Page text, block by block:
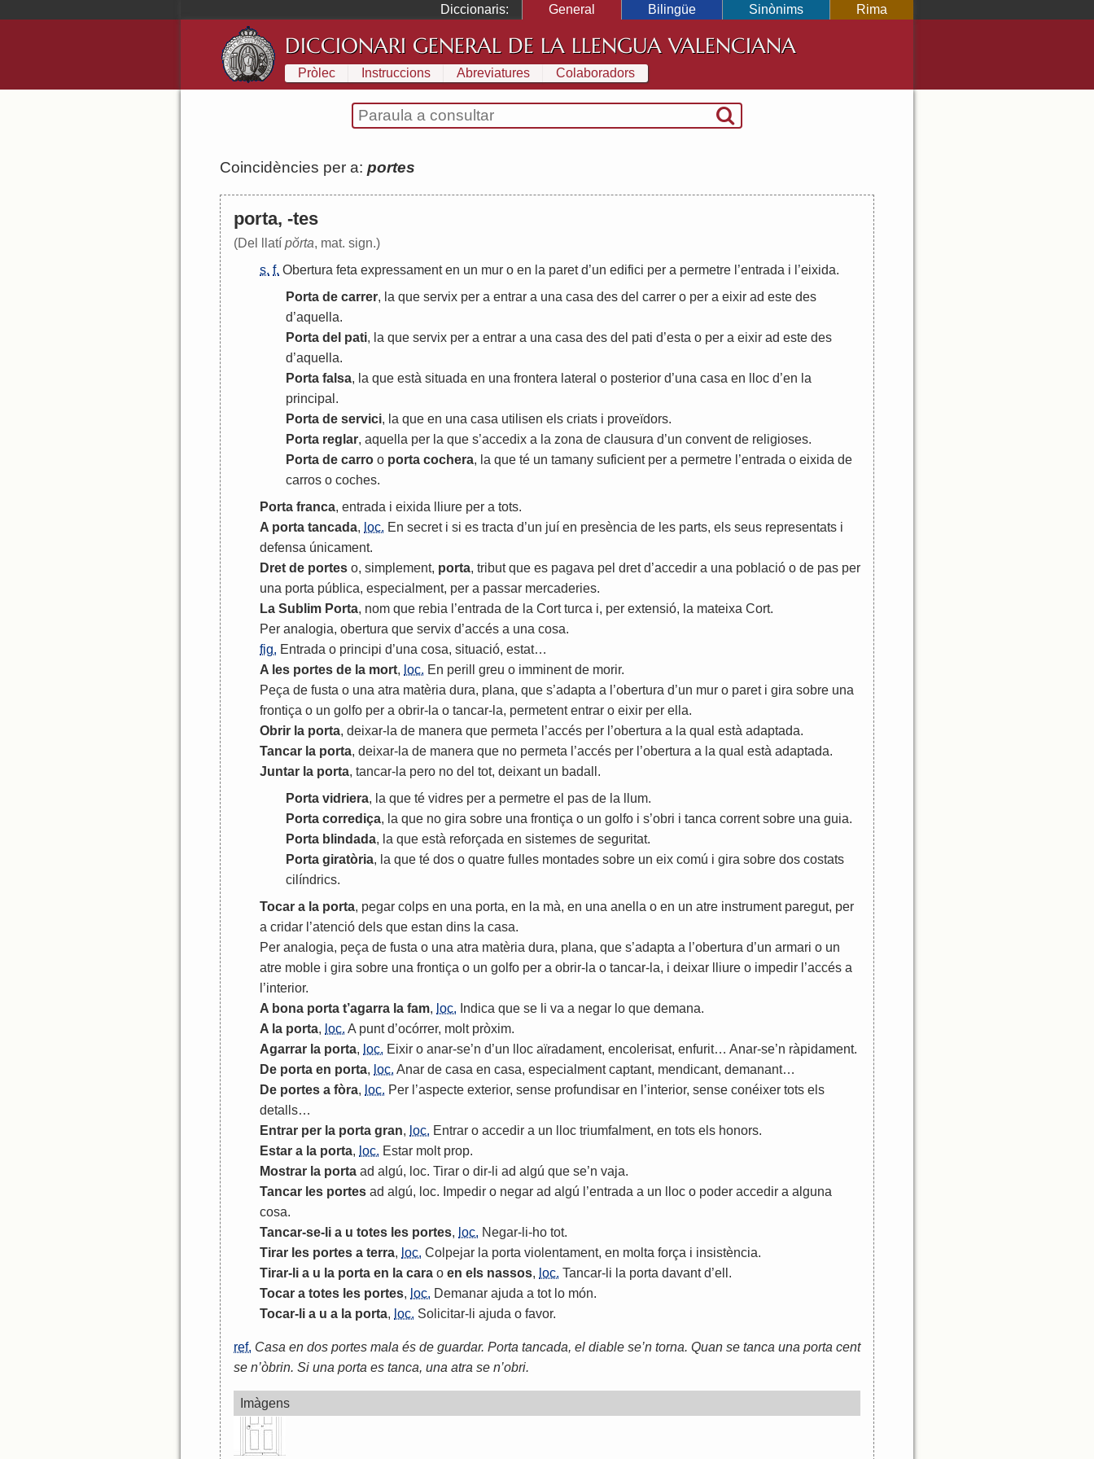
Diccionaris: General Bilingüe Sinònims Rima
DICCIONARI GENERAL DE LA LLENGUA VALENCIANA
Pròlec Instruccions Abreviatures Colaboradors
Coincidències per a: portes
porta, -tes
(Del llatí pŏrta, mat. sign.)
s. f. Obertura feta expressament en un mur o en la paret d’un edifici per a permetre ’entrada i ’eixida.
Porta de carrer, la que servix per a entrar a una casa des del carrer o per a eixir ad este des
d’aquella.
Porta del pati, la que servix per a entrar a una casa des del pati d’esta o per a eixir ad este des
d’aquella.
Porta falsa, la que està situada en una frontera lateral o posterior d’una casa en lloc d’en la
principal .
Porta de servici, la que en una casa utilisen els criats i proveïdors.
Porta reglar, aquella per la que s’accedix a la zona de clausura d’un convent de religioses.
Porta de carro o porta cochera, la que té un tamany suficient per a permetre ’entrada o eixida de
carros o coches.
Porta franca, entrada i eixida lliure per a tots.
A porta tancada, loc. En secret i si es tracta d’un juí en presència de les parts, els seus representats i
defensa únicament.
Dret de portes o, simplement, porta, tribut que es pagava pel dret d’accedir a una població o de pas per
una porta pública, especialment, per a passar mercaderies.
La Sublim Porta, nom que rebia ’entrada de la Cort turca i, per extensió, la mateixa Cort.
Per analogia, obertura que servix d’accés a una cosa.
fig. Entrada o principi d’una cosa, situació, estat…
A les portes de la mort, loc. En perill greu o imminent de morir.
Peça de fusta o una atra matèria dura, plana, que s’adapta a ’obertura d’un mur o paret i gira sobre una
frontiça o un golfo per a obrir- la o tancar- la, permetent entrar o eixir per ella.
Obrir la porta, deixar- la de manera que permeta ’accés per ’obertura a la qual està adaptada.
Tancar la porta, deixar- la de manera que no permeta ’accés per ’obertura a la qual està adaptada.
Juntar la porta, tancar- la pero no del tot, deixant un badall .
Porta vidriera, la que té vidres per a permetre el pas de la llum.
Porta corrediça, la que no gira sobre una frontiça o un golfo i s’obri i tanca corrent sobre una guia.
Porta blindada, la que està reforçada en sistemes de seguritat.
Porta giratòria, la que té dos o quatre fulles montades sobre un eix comú i gira sobre dos costats
cilíndrics.
Tocar a la porta, pegar colps en una porta, en la mà, en una anella o en un atre instrument paregut, per
a cridar ’atenció dels que estan dins la casa.
Per analogia, peça de fusta o una atra matèria dura, plana, que s’adapta a ’obertura d’un armari o un
atre moble i gira sobre una frontiça o un golfo per a obrir- la o tancar- la, i deixar lliure o impedir ’accés a
’interior.
A bona porta t’agarra la fam, loc. Indica que se li va a negar lo que demana.
A la porta, loc. A punt d’ocórrer, molt pròxim.
Agarrar la porta, loc. Eixir o anar-se’n d’un lloc aïradament, encolerisat, enfurit… Anar-se’n ràpidament.
De porta en porta, loc. Anar de casa en casa, especialment captant, mendicant, demanant…
De portes a fòra, loc. Per ’aspecte exterior, sense profundisar en ’interior, sense conéixer tots els
detalls…
Entrar per la porta gran, loc. Entrar o accedir a un lloc triumfalment, en tots els honors.
Estar a la porta, loc. Estar molt prop.
Mostrar la porta ad algú, loc. Tirar o dir- li ad algú que se’n vaja.
Tancar les portes ad algú, loc. Impedir o negar ad algú ’entrada a un lloc o poder accedir a alguna
cosa.
Tancar-se- li a u totes les portes, loc. Negar- li-ho tot.
Tirar les portes a terra, loc. Colpejar la porta violentament, en molta força i insistència.
Tirar- li a u la porta en la cara o en els nassos, loc. Tancar- li la porta davant d’ell .
Tocar a totes les portes, loc. Demanar ajuda a tot lo món.
Tocar- li a u a la porta, loc. Solicitar- li ajuda o favor.
ref. Casa en dos portes mala és de guardar. Porta tancada, el diable se’n torna. Quan se tanca una porta cent
se n’òbrin. Si una porta es tanca, una atra se n’obri.
Imàgens